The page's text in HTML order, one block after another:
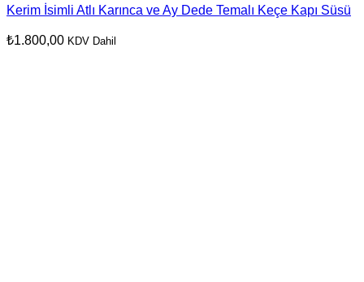
Kerim İsimli Atlı Karınca ve Ay Dede Temalı Keçe Kapı Süsü
₺1.800,00 KDV Dahil